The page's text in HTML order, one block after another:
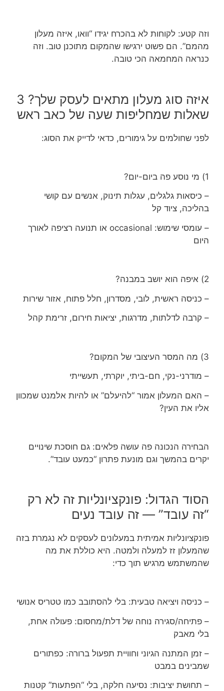
וזה קטע: לקוחות לא בהכרח יגידו “וואו, איזה מעלון
מהמם”. הם פשוט ירגישו שהמקום מתוכנן טוב. וזה
כנראה המחמאה הכי טובה.
איזה סוג מעלון מתאים לעסק שלך? 3
שאלות שמחליפות שעה של כאב ראש
לפני שחולמים על גימורים, כדאי לדייק את הסוג:
1) מי נוסע פה ביום-יום?
– כיסאות גלגלים, עגלות תינוק, אנשים עם קושי
בהליכה, ציוד קל
– עומסי שימוש: occasional או תנועה רציפה לאורך
היום
2) איפה הוא יושב במבנה?
– כניסה ראשית, לובי, מסדרון, חלל פתוח, אזור שירות
– קרבה לדלתות, מדרגות, יציאות חירום, זרימת קהל
3) מה המסר העיצובי של המקום?
– מודרני-נקי, חם-ביתי, יוקרתי, תעשייתי
– האם המעלון אמור “להיעלם” או להיות אלמנט שמכוון
אליו את העין?
הבחירה הנכונה פה עושה פלאים: גם חוסכת שינויים
יקרים בהמשך וגם מונעת פתרון “כמעט עובד”.
הסוד הגדול: פונקציונליות זה לא רק
“זה עובד” — זה עובד נעים
פונקציונליות אמיתית במעלונים לעסקים לא נגמרת בזה
שהמעלון זז למעלה ולמטה. היא כוללת את מה
שהמשתמש מרגיש תוך כדי:
– כניסה ויציאה טבעית: בלי להסתובב כמו טטריס אנושי
– פתיחה/סגירה נוחה של דלת/מחסום: פעולה אחת,
בלי מאבק
– זמן המתנה הגיוני וחוויית תפעול ברורה: כפתורים
שמבינים במבט
– תחושת יציבות: נסיעה חלקה, בלי “הפתעות” קטנות